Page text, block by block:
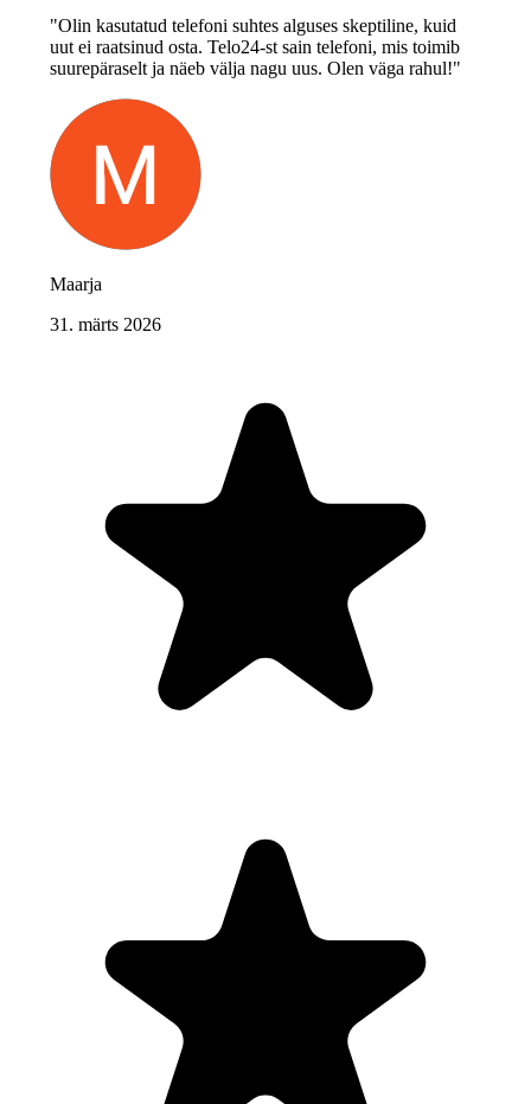
"Olin kasutatud telefoni suhtes alguses skeptiline, kuid
uut ei raatsinud osta. Telo24-st sain telefoni, mis toimib
suurepäraselt ja näeb välja nagu uus. Olen väga rahul!"
Maarja
31. märts 2026